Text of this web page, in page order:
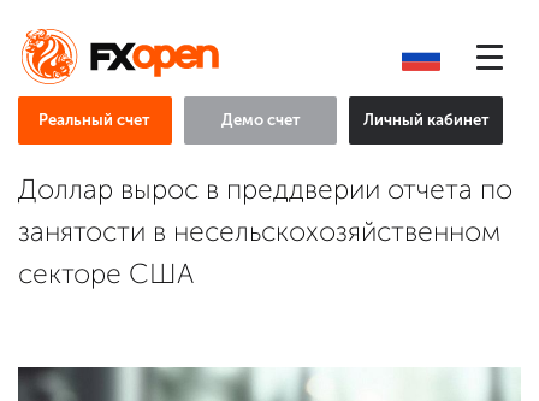
Реальный счет Демо счет Личный кабинет
Доллар вырос в преддверии отчета по
занятости в несельскохозяйственном
секторе США